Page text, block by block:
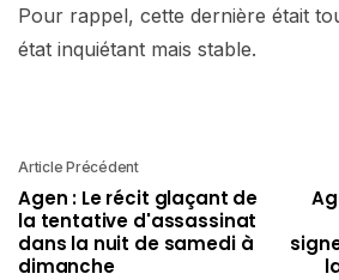
Pour rappel, cette dernière était
état inquiétant mais stable.
Article Précédent
Agen : Le récit glaçant de
la tentative d'assassinat
dans la nuit de samedi à
dimanche